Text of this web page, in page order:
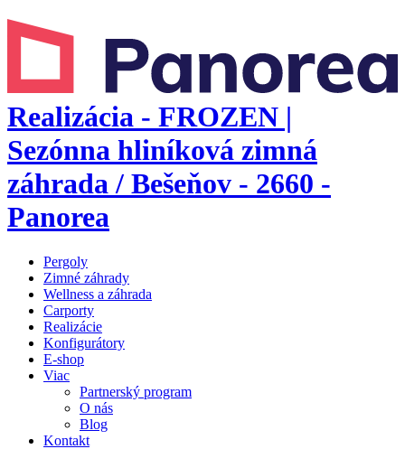
Realizácia - FROZEN |
Sezónna hliníková zimná
záhrada / Bešeňov - 2660 -
Panorea
Pergoly
Zimné záhrady
Wellness a záhrada
Carporty
Realizácie
Konfigurátory
E-shop
Viac
Partnerský program
O nás
Blog
Kontakt